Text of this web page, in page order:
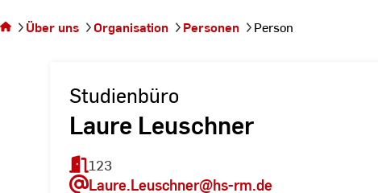
sich auf
der
Über uns Organisation Personen Person
Studienbüro
Laure Leuschner
123
Laure.Leuschner@hs-rm.de